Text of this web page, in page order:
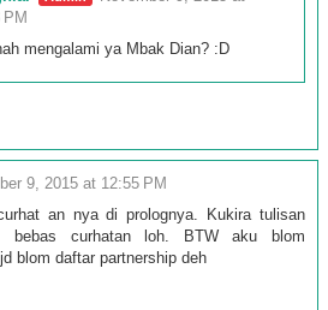
PM
mengalami ya Mbak Dian? :D
9, 2015 at 12:55 PM
an nya di prolognya. Kukira tulisan
bebas curhatan loh. BTW aku blom
blom daftar partnership deh